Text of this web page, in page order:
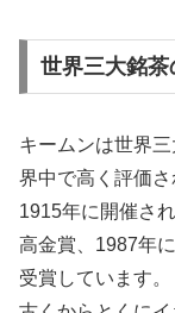
世界三大銘茶
キームンは世界
界中で高く評価さ
1915年に開催さ
高金賞、1987年
受賞しています。